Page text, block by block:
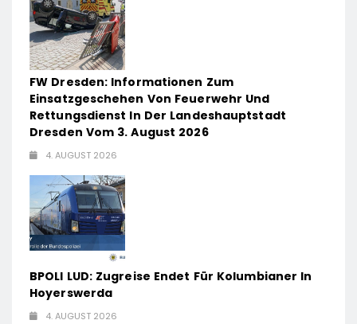
FW Dresden: Informationen Zum
Einsatzgeschehen Von Feuerwehr Und
Rettungsdienst In Der Landeshauptstadt
Dresden Vom 3. August 2026
4. AUGUST 2026
BPOLI LUD: Zugreise Endet Für Kolumbianer In
Hoyerswerda
4. AUGUST 2026